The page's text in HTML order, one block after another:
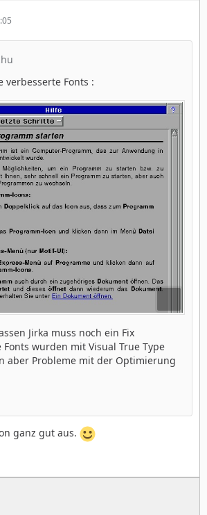
verbesserte Fonts :
Jirka muss noch ein Fix
wurden mit Visual True Type
aber Probleme mit der Optimierung
ganz gut aus.